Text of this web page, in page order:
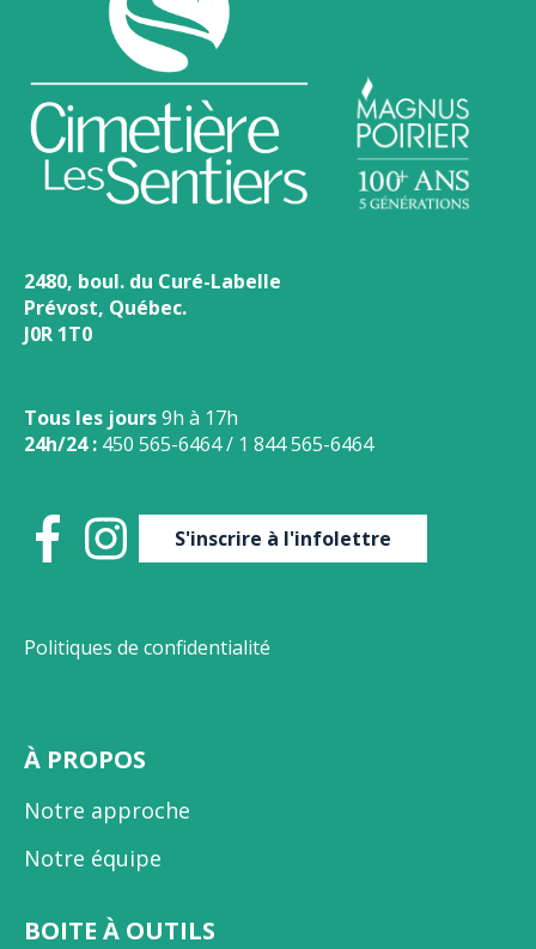
2480, boul. du Curé-Labelle
Prévost, Québec.
J0R 1T0
Tous les jours9h à 17h
24h/24 : 450 565-6464/ 1 844 565-6464
S'inscrire à l'infolettre
Politiques de confidentialité
À PROPOS
Notre approche
Notre équipe
BOITE À OUTILS